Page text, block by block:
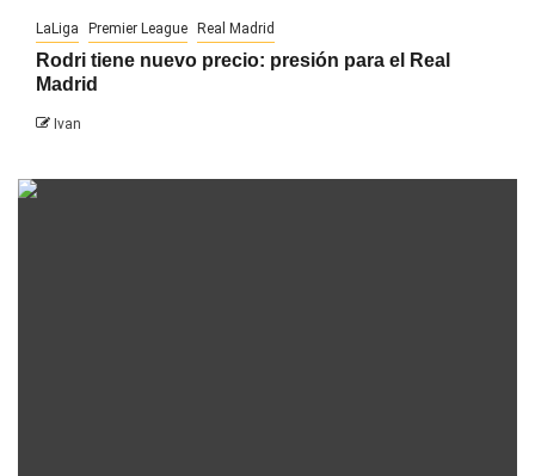
LaLiga Premier League Real Madrid
Rodri tiene nuevo precio: presión para el Real
Madrid
Ivan